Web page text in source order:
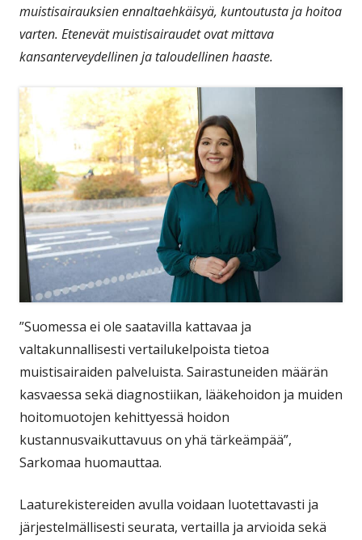
muistisairauksien ennaltaehkäisyä, kuntoutusta ja hoitoa
varten. Etenevät muistisairaudet ovat mittava
kansanterveydellinen ja taloudellinen haaste.
”Suomessa ei ole saatavilla kattavaa ja
valtakunnallisesti vertailukelpoista tietoa
muistisairaiden palveluista. Sairastuneiden määrän
kasvaessa sekä diagnostiikan, lääkehoidon ja muiden
hoitomuotojen kehittyessä hoidon
kustannusvaikuttavuus on yhä tärkeämpää”,
Sarkomaa huomauttaa.
Laaturekistereiden avulla voidaan luotettavasti ja
järjestelmällisesti seurata, vertailla ja arvioida sekä